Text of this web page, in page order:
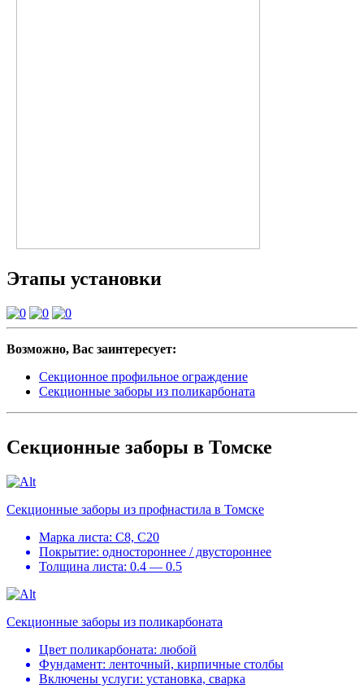
Этапы установки
Возможно, Вас заинтересует:
Секционное профильное ограждение
Секционные заборы из поликарбоната
Секционные заборы в Томске
Секционные заборы из профнастила в Томске
Марка листа: С8, С20
Покрытие: одностороннее / двустороннее
Толщина листа: 0.4 — 0.5
Секционные заборы из поликарбоната
Цвет поликарбоната: любой
Фундамент: ленточный, кирпичные столбы
Включены услуги: установка, сварка